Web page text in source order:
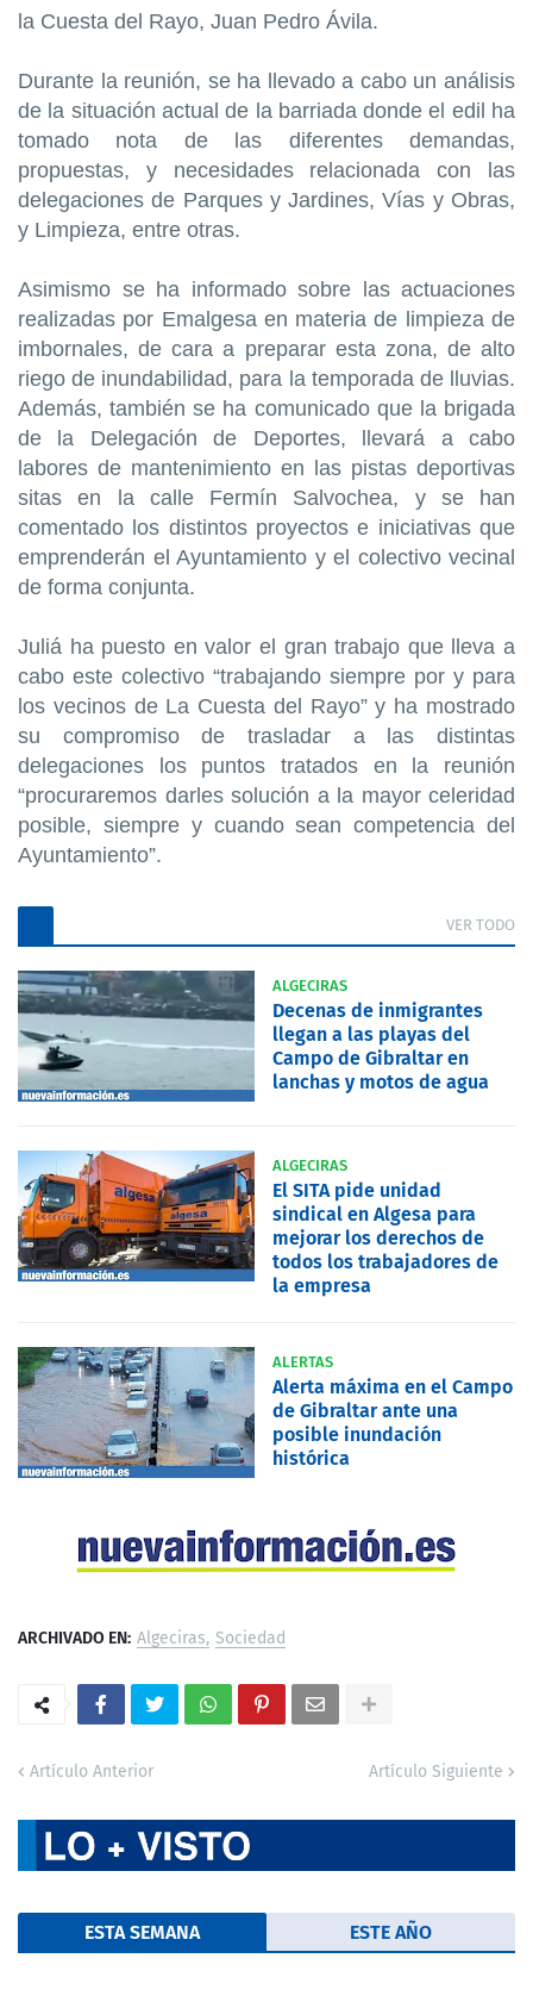
la Cuesta del Rayo, Juan Pedro Ávila.
Durante la reunión, se ha llevado a cabo un análisis
de la situación actual de la barriada donde el edil ha
tomado nota de las diferentes demandas,
propuestas, y necesidades relacionada con las
delegaciones de Parques y Jardines, Vías y Obras,
y Limpieza, entre otras.
Asimismo se ha informado sobre las actuaciones
realizadas por Emalgesa en materia de limpieza de
imbornales, de cara a preparar esta zona, de alto
riego de inundabilidad, para la temporada de lluvias.
Además, también se ha comunicado que la brigada
de la Delegación de Deportes, llevará a cabo
labores de mantenimiento en las pistas deportivas
sitas en la calle Fermín Salvochea, y se han
comentado los distintos proyectos e iniciativas que
emprenderán el Ayuntamiento y el colectivo vecinal
de forma conjunta.
Juliá ha puesto en valor el gran trabajo que lleva a
cabo este colectivo “trabajando siempre por y para
los vecinos de La Cuesta del Rayo” y ha mostrado
su compromiso de trasladar a las distintas
delegaciones los puntos tratados en la reunión
“procuraremos darles solución a la mayor celeridad
posible, siempre y cuando sean competencia del
Ayuntamiento”.
VER TODO
ALGECIRAS
Decenas de inmigrantes
llegan a las playas del
Campo de Gibraltar en
lanchas y motos de agua
ALGECIRAS
El SITA pide unidad
sindical en Algesa para
mejorar los derechos de
todos los trabajadores de
la empresa
ALERTAS
Alerta máxima en el Campo
de Gibraltar ante una
posible inundación
histórica
ARCHIVADO EN: Algeciras Sociedad
Artículo Anterior Artículo Siguiente
ESTA SEMANA ESTE AÑO